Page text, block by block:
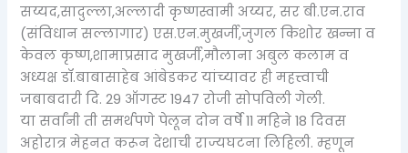
सय्यद,सादुल्ला,अल्लादी कृष्णस्वामी अय्यर, सर बी.एन.राव
(संविधान सल्लागार) एस.एन.मुखर्जी,जुगल किशोर खन्ना व
केवल कृष्ण,शामाप्रसाद मुखर्जी,मौलाना अबुल कलाम व
अध्यक्ष डॉ.बाबासाहेब आंबेडकर यांच्यावर ही महत्त्वाची
जबाबदारी दि. 29 ऑगस्ट 1947 रोजी सोपविली गेली.
या सर्वांनी ती समर्थपणे पेलून दोन वर्षे 11 महिने 18 दिवस
अहोरात्र मेहनत करून देशाची राज्यघटना लिहिली. म्हणून